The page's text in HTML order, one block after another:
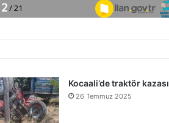
Kocaali’de traktör kazası
26 Temmuz 2025